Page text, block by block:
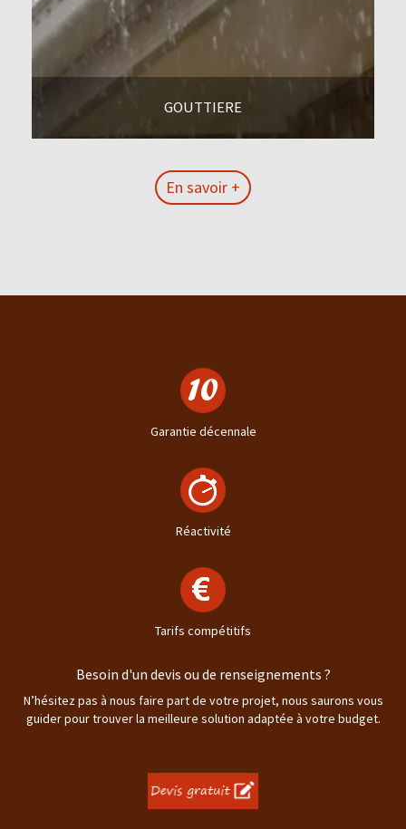
GOUTTIERE
En savoir +
Garantie décennale
Réactivité
Tarifs compétitifs
Besoin d'un devis ou de renseignements ?
N’hésitez pas à nous faire part de votre projet, nous saurons vous
guider pour trouver la meilleure solution adaptée à votre budget.